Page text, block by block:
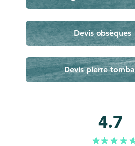
Devis obsèques
Devis pierre
4.7